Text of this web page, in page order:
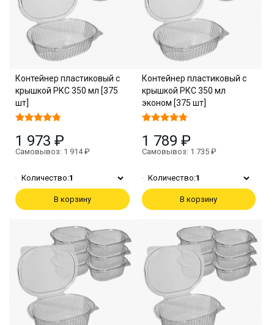
Контейнер пластиковый с
крышкой РКС 350 мл [375
шт]
1 973 ₽
Самовывоз: 1 914 ₽
Количество:1
В корзину
Контейнер пластиковый с
крышкой РКС 350 мл
эконом [375 шт]
1 789 ₽
Самовывоз: 1 735 ₽
Количество:1
В корзину